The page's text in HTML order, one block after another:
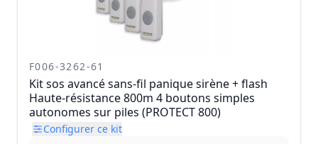
F006-3262-61
Kit sos avancé sans-fil panique sirène + flash
Haute-résistance 800m 4 boutons simples
autonomes sur piles (PROTECT 800)
Configurer ce kit